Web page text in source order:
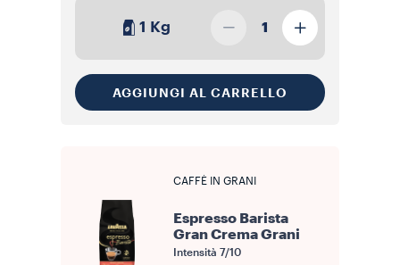
1 Kg 1
AGGIUNGI AL CARRELLO
CAFFÈ IN GRANI
Espresso Barista
Gran Crema Grani
Intensità 7/10